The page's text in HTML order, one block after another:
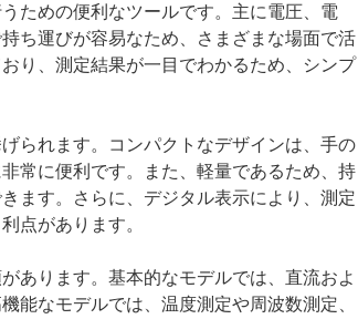
ための便利なツールです。主に電圧、電
ち運びが容易なため、さまざまな場面で活
り、測定結果が一目でわかるため、シンプ
られます。コンパクトなデザインは、手の
常に便利です。また、軽量であるため、持
ます。さらに、デジタル表示により、測定
点があります。
あります。基本的なモデルでは、直流およ
能なモデルでは、温度測定や周波数測定、